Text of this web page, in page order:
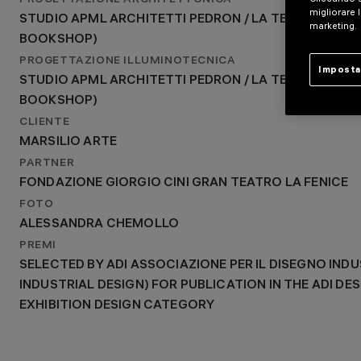
STUDIO APML ARCHITETTI PEDRON / LA TEGOLA. PAOLO
BOOKSHOP)
STUDIO APML ARCHITETTI PEDRON / LA TEGOLA.
BOOKSHOP)
PROGETTAZIONE ILLUMINOTECNICA
STUDIO APML ARCHITETTI PEDRON / LA TEGOLA.
BOOKSHOP)
CLIENTE
MARSILIO ARTE
PARTNER
FONDAZIONE GIORGIO CINI GRAN TEATRO LA FENICE
FOTO
ALESSANDRA CHEMOLLO
PREMI
SELECTED BY ADI ASSOCIAZIONE PER IL DISEGNO
INDUSTRIAL DESIGN) FOR PUBLICATION IN THE ADI
EXHIBITION DESIGN CATEGORY
migliorare
marketing.